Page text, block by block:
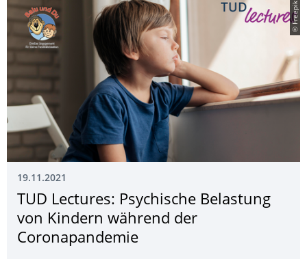
© Freepik
19.11.2021
TUD Lectures: Psychische Belastung
von Kindern während der
Coronapandemie